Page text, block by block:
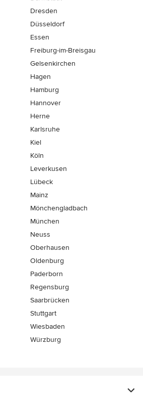
Dresden
Düsseldorf
Essen
Freiburg-im-Breisgau
Gelsenkirchen
Hagen
Hamburg
Hannover
Herne
Karlsruhe
Kiel
Köln
Leverkusen
Lübeck
Mainz
Mönchen­gladbach
München
Neuss
Oberhausen
Oldenburg
Paderborn
Regensburg
Saarbrücken
Stuttgart
Wiesbaden
Würzburg